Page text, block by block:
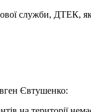
служби, ДТЕК,
Євтушенко: